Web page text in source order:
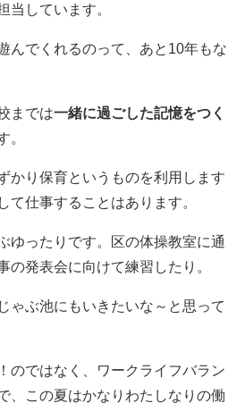
当しています。
んでくれるのって、あと10年もな
までは一緒に過ごした記憶をつく
。
かり保育というものを利用します
て仕事することはあります。
ゆったりです。区の体操教室に通
の発表会に向けて練習したり。
ゃぶ池にもいきたいな～と思って
のではなく、ワークライフバラン
、この夏はかなりわたしなりの働